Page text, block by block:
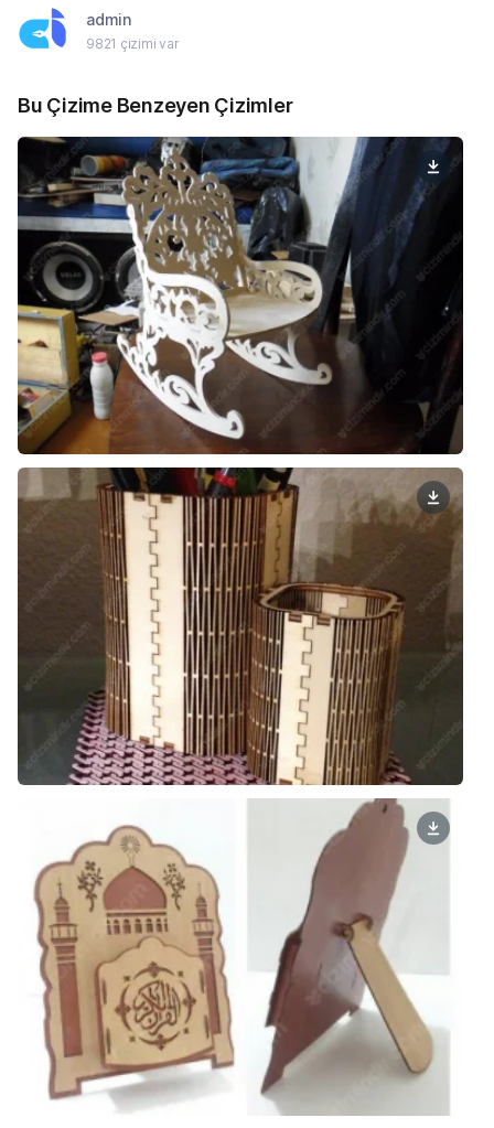
admin
9821 çizimi var
Bu Çizime Benzeyen Çizimler